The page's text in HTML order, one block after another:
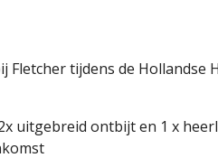
tijdens de Hollandse
uitgebreid ontbijt en 1 x